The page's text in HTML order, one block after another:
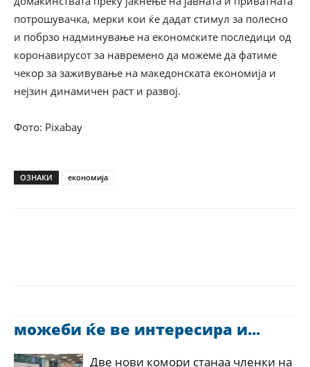
потрошувачка, мерки кои ќе дадат стимул за полесно
и побрзо надминување на економските последици од
коронавирусот за навремено да можеме да фатиме
чекор за заживување на македонската економија и
нејзин динамичен раст и развој.
Фото: Pixabay
ОЗНАКИ економија
можеби ќе ве интересира и...
Две нови комори станаа членки на